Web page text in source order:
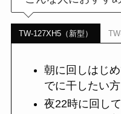
TW-127XH5（新型）
朝に回しはじ
でに干したい方
夜22時に回し